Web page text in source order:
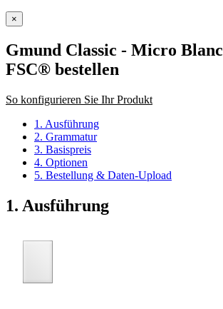
×
Gmund Classic - Micro Blanc
FSC® bestellen
So konfigurieren Sie Ihr Produkt
1. Ausführung
2. Grammatur
3. Basispreis
4. Optionen
5. Bestellung & Daten-Upload
1. Ausführung